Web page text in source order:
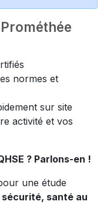
normes et
sur site
activité et vos
? Parlons-en !
une étude
sécurité, santé au